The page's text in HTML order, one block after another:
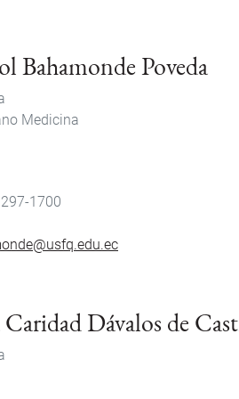
Bahamonde Poveda
Medicina
1700
Dávalos de